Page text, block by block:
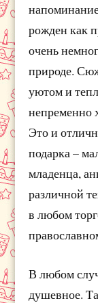
рожден как
очень
природе.
уютом и
непременно
Это и
подарка –
младенца,
различной
в любом
В любом
душевное.